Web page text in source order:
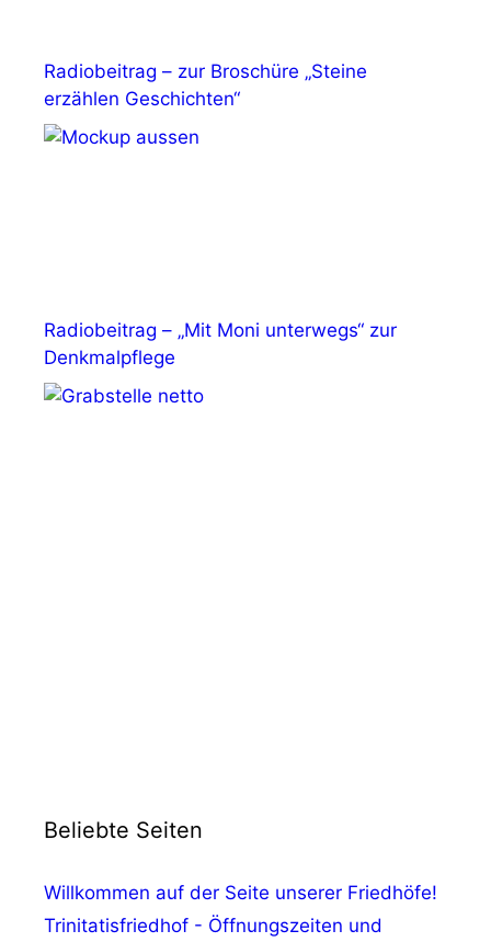
Radiobeitrag – zur Broschüre „Steine
erzählen Geschichten“
Radiobeitrag – „Mit Moni unterwegs“ zur
Denkmalpflege
Beliebte Seiten
Willkommen auf der Seite unserer Friedhöfe!
Trinitatisfriedhof - Öffnungszeiten und